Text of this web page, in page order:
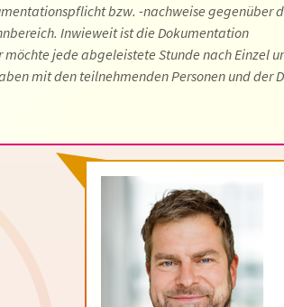
bzw. -nachweise gegenüber
Inwieweit ist die Dokumentation
jede abgeleistete Stunde nach Einzel
mit den teilnehmenden Personen und der